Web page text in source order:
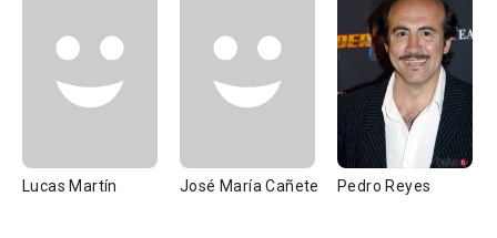
Lucas Martín José María Cañete Pedro Reyes